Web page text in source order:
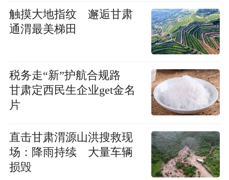
触摸大地指纹 邂逅甘肃
通渭最美梯田
税务走“新”护航合规路
甘肃定西民生企业get金名
片
直击甘肃渭源山洪搜救现
场：降雨持续 大量车辆
损毁